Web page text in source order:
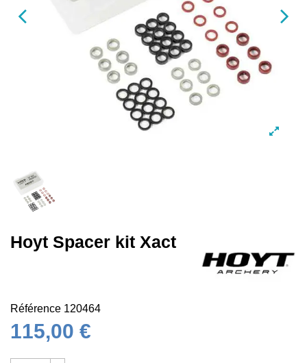
Hoyt Spacer kit Xact
Référence 120464
115,00 €